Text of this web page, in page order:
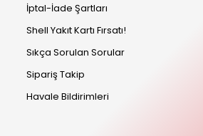
İptal-İade Şartları
Shell Yakıt Kartı Fırsatı!
Sıkça Sorulan Sorular
Sipariş Takip
Havale Bildirimleri